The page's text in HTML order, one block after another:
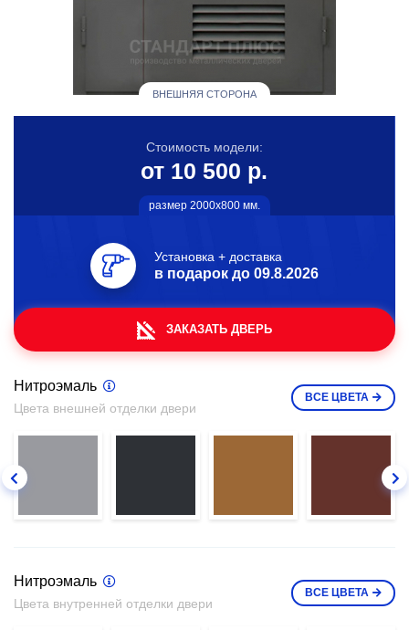
ВНЕШНЯЯ СТОРОНА
Стоимость модели:
от 10 500 р.
размер 2000х800 мм.
Установка + доставка
в подарок до 09.8.2026
ЗАКАЗАТЬ ДВЕРЬ
Нитроэмаль
Цвета внешней отделки двери
ВСЕ ЦВЕТА
Нитроэмаль
Цвета внутренней отделки двери
ВСЕ ЦВЕТА